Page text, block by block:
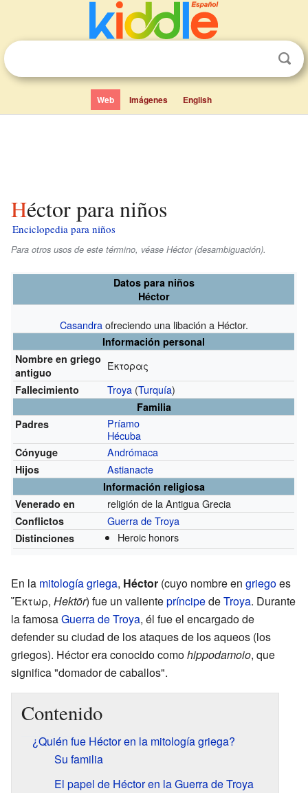
Web Imágenes English
Héctor para niños
Enciclopedia para niños
Para otros usos de este término, véase Héctor (desambiguación).
Datos para niños
Héctor
Casandraofreciendo una libación a Héctor.
Información personal
Nombre en griego
antiguo
Έκτορας
Fallecimiento Troya (Turquía)
Familia
Padres
Príamo
Hécuba
Cónyuge Andrómaca
Hijos Astianacte
Información religiosa
Venerado en
religión de la Antigua Grecia
Conflictos Guerra de Troya
Distinciones Heroic honors
En la mitología griega, Héctor (cuyo nombre en griegoes
῞Εκτωρ, Hektōr) fue un valientepríncipedeTroya. Durante
la famosaGuerra de Troya, él fue el encargado de
defender su ciudad de los ataques de los aqueos (los
griegos). Héctor era conocido comohippodamoio, que
significa "domador de caballos".
Contenido
¿Quién fue Héctor en la mitología griega?
Su familia
El papel de Héctor en la Guerra de Troya